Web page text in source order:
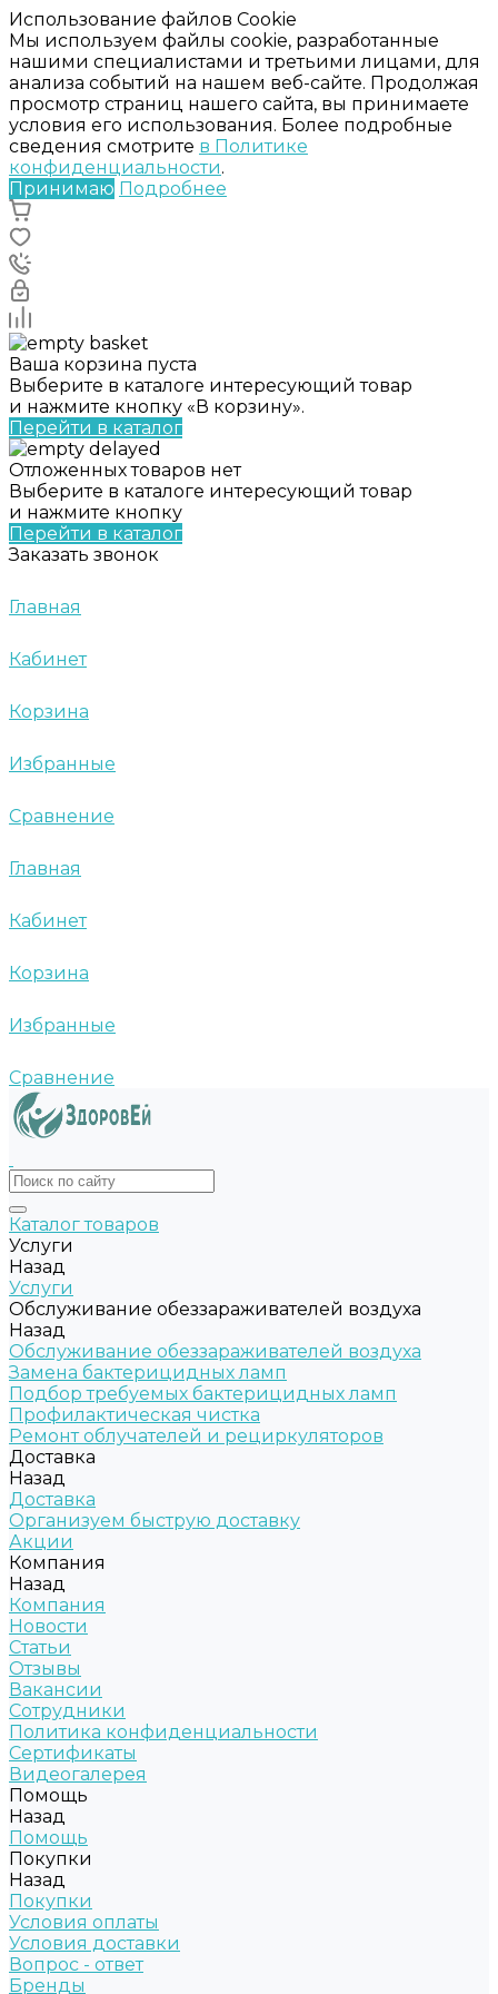
Использование файлов Cookie
Мы используем файлы cookie, разработанные
нашими специалистами и третьими лицами, для
анализа событий на нашем веб-сайте. Продолжая
просмотр страниц нашего сайта, вы принимаете
условия его использования. Более подробные
сведения смотрите в Политике
конфиденциальности.
Принимаю Подробнее
Ваша корзина пуста
Выберите в каталоге интересующий товар
и нажмите кнопку «В корзину».
Перейти в каталог
Отложенных товаров нет
Выберите в каталоге интересующий товар
и нажмите кнопку
Перейти в каталог
Заказать звонок
Главная
Кабинет
Корзина
Избранные
Сравнение
Главная
Кабинет
Корзина
Избранные
Сравнение
Каталог товаров
Услуги
Назад
Услуги
Обслуживание обеззараживателей воздуха
Назад
Обслуживание обеззараживателей воздуха
Замена бактерицидных ламп
Подбор требуемых бактерицидных ламп
Профилактическая чистка
Ремонт облучателей и рециркуляторов
Доставка
Назад
Доставка
Организуем быструю доставку
Акции
Компания
Назад
Компания
Новости
Статьи
Отзывы
Вакансии
Сотрудники
Политика конфиденциальности
Сертификаты
Видеогалерея
Помощь
Назад
Помощь
Покупки
Назад
Покупки
Условия оплаты
Условия доставки
Вопрос - ответ
Бренды